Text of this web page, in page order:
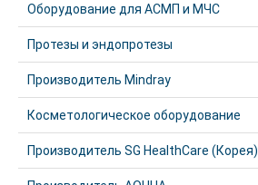
Оборудование для АСМП и МЧС
Протезы и эндопротезы
Производитель Mindray
Косметологическое оборудование
Производитель SG HealthCare (Корея)